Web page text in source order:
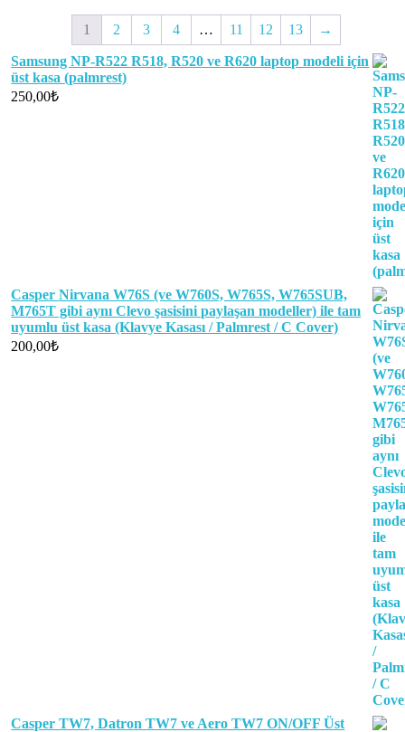
1 2 3 4 … 11 12 13 →
Samsung NP-R522 R518, R520 ve R620 laptop modeli için
üst kasa (palmrest)
250,00₺
Casper Nirvana W76S (ve W760S, W765S, W765SUB,
M765T gibi aynı Clevo şasisini paylaşan modeller) ile tam
uyumlu üst kasa (Klavye Kasası / Palmrest / C Cover)
200,00₺
Casper TW7, Datron TW7 ve Aero TW7 ON/OFF Üst